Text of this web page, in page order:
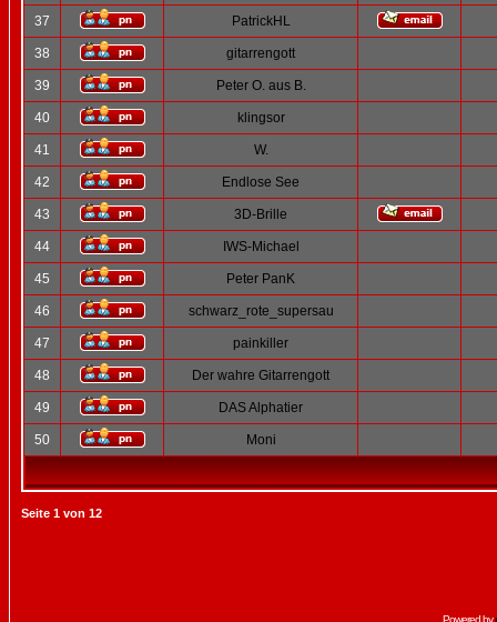
37 PatrickHL
38 gitarrengott
39 Peter O. aus B.
40 klingsor
41 W.
42 Endlose See
43 3D-Brille
44 IWS-Michael
45 Peter PanK
46 schwarz_rote_supersau
47 painkiller
48 Der wahre Gitarrengott
49 DAS Alphatier
50 Moni
Seite 1 von 12
Powered by